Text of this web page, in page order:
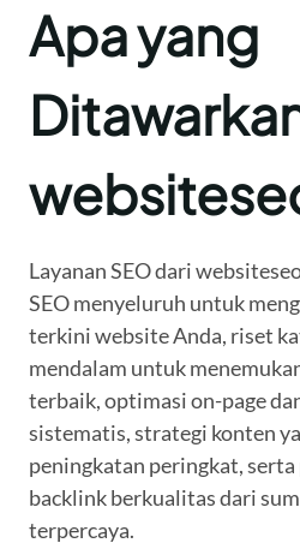
Apa yang
Layanan SEO dari
SEO menyeluruh untuk
terkini website Anda, riset
mendalam untuk
terbaik, optimasi on-page
sistematis, strategi konten
peningkatan peringkat, serta
backlink berkualitas dari
terpercaya.